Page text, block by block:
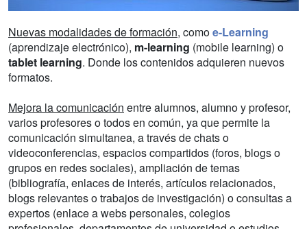
Nuevas modalidades de formación, comoe-Learning
(aprendizaje electrónico), m-learning (mobile learning) o
tablet learning. Donde los contenidos adquieren nuevos
formatos.
Mejora la comunicación entre alumnos, alumno y profesor,
varios profesores o todos en común, ya que permite la
comunicación simultanea, a través de chats o
videoconferencias, espacios compartidos (foros, blogs o
grupos en redes sociales), ampliación de temas
(bibliografía, enlaces de interés, artículos relacionados,
blogs relevantes o trabajos de investigación) o consultas a
expertos (enlace a webs personales, colegios